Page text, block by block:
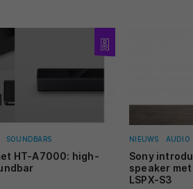
SOUNDBARS
HT-A7000: high-
NIEUWS AUDIO
Sony
speaker
LSPX-S3